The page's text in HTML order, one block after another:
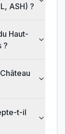
ASH) ?
Haut-
?
t-il